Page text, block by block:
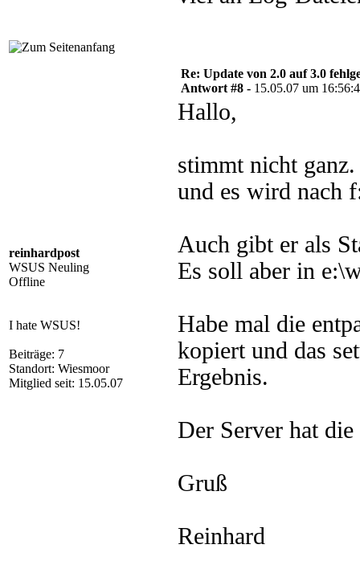
reinhardpost
WSUS Neuling
Offline
I hate WSUS!
Beiträge: 7
Standort: Wiesmoor
Mitglied seit: 15.05.07
Re: Update von 2.0 auf 3.0
Antwort #8 - 15.05.07 um
Hallo,
stimmt nicht
und es wird nach
Auch gibt er als
Es soll aber in
Habe mal die
kopiert und das
Ergebnis.
Der Server hat
Gruß
Reinhard